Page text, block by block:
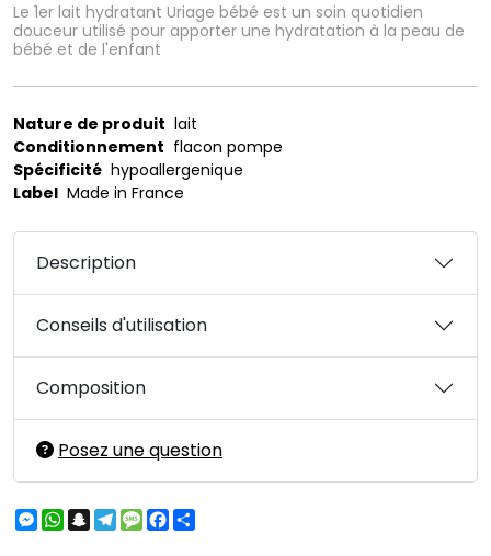
Le 1er lait hydratant Uriage bébé est un soin quotidien
douceur utilisé pour apporter une hydratation à la peau de
bébé et de l'enfant
Nature de produit lait
Conditionnement flacon pompe
Spécificité hypoallergenique
Label Made in France
Description
Conseils d'utilisation
Composition
Posez une question
Messenger
WhatsApp
Snapchat
Telegram
MessageFacebook